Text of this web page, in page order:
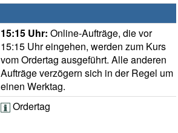
15:15 Uhr: Online-Aufträge, die vor
15:15 Uhr eingehen, werden zum Kurs
vom Ordertag ausgeführt. Alle anderen
Aufträge verzögern sich in der Regel um
einen Werktag.
Ordertag